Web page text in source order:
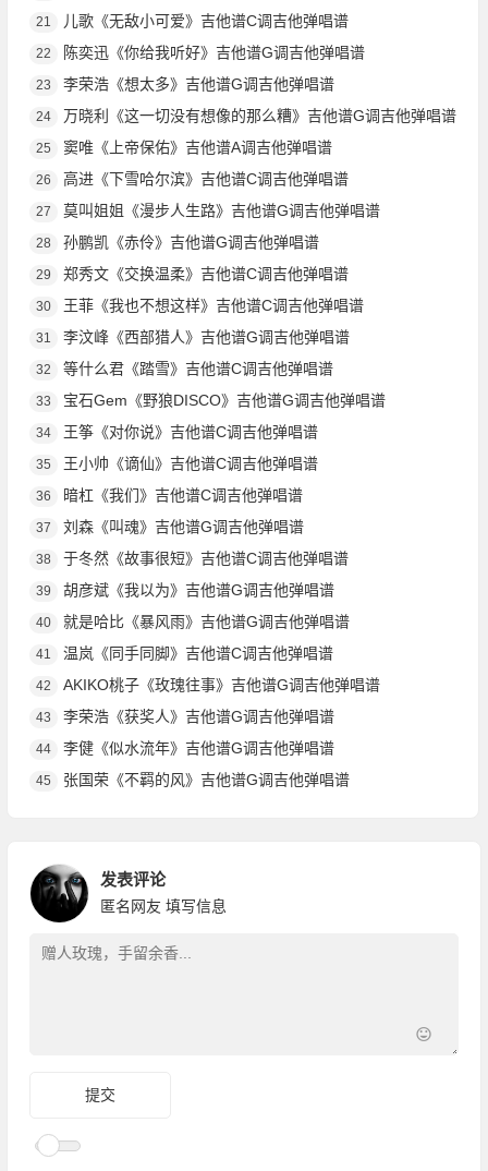
21 儿歌《无敌小可爱》吉他谱C调吉他弹唱谱
22 陈奕迅《你给我听好》吉他谱G调吉他弹唱谱
23 李荣浩《想太多》吉他谱G调吉他弹唱谱
24 万晓利《这一切没有想像的那么糟》吉他谱G调吉他弹唱谱
25 窦唯《上帝保佑》吉他谱A调吉他弹唱谱
26 高进《下雪哈尔滨》吉他谱C调吉他弹唱谱
27 莫叫姐姐《漫步人生路》吉他谱G调吉他弹唱谱
28 孙鹏凯《赤伶》吉他谱G调吉他弹唱谱
29 郑秀文《交换温柔》吉他谱C调吉他弹唱谱
30 王菲《我也不想这样》吉他谱C调吉他弹唱谱
31 李汶峰《西部猎人》吉他谱G调吉他弹唱谱
32 等什么君《踏雪》吉他谱C调吉他弹唱谱
33 宝石Gem《野狼DISCO》吉他谱G调吉他弹唱谱
34 王筝《对你说》吉他谱C调吉他弹唱谱
35 王小帅《谪仙》吉他谱C调吉他弹唱谱
36 暗杠《我们》吉他谱C调吉他弹唱谱
37 刘森《叫魂》吉他谱G调吉他弹唱谱
38 于冬然《故事很短》吉他谱C调吉他弹唱谱
39 胡彦斌《我以为》吉他谱G调吉他弹唱谱
40 就是哈比《暴风雨》吉他谱G调吉他弹唱谱
41 温岚《同手同脚》吉他谱C调吉他弹唱谱
42 AKIKO桃子《玫瑰往事》吉他谱G调吉他弹唱谱
43 李荣浩《获奖人》吉他谱G调吉他弹唱谱
44 李健《似水流年》吉他谱G调吉他弹唱谱
45 张国荣《不羁的风》吉他谱G调吉他弹唱谱
发表评论
匿名网友 填写信息